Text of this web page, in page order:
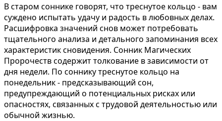
В старом соннике говорят, что треснутое кольцо - вам
суждено испытать удачу и радость в любовных делах.
Расшифровка значений снов может потребовать
тщательного анализа и детального запоминания всех
характеристик сновидения. Сонник Магических
Пророчеств содержит толкование в зависимости от
дня недели. По соннику треснутое кольцо на
понедельник - предсказывающий сон,
предупреждающий о потенциальных рисках или
опасностях, связанных с трудовой деятельностью или
обычной жизнью.